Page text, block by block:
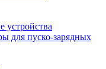
устройства
для пуско-зарядных